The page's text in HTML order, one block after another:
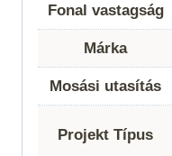
Fonal vastagság
Márka
Mosási utasítás
Projekt Típus